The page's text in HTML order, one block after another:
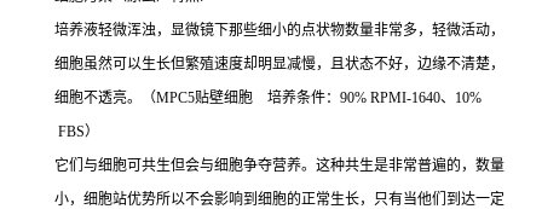
培养液轻微浑浊，显微镜下那些细小的点状物数量非常多，轻微活动，
细胞虽然可以生长但繁殖速度却明显减慢，且状态不好，边缘不清楚，
细胞不透亮。（MPC5贴壁细胞 培养条件：90% RPMI-1640、10%
FBS）
它们与细胞可共生但会与细胞争夺营养。这种共生是非常普遍的，数量
小，细胞站优势所以不会影响到细胞的正常生长，只有当他们到达一定